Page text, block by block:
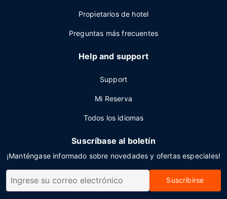
Propietarios de hotel
Preguntas más frecuentes
Help and support
Support
Mi Reserva
Todos los idiomas
Suscríbase al boletín
¡Manténgase informado sobre novedades y ofertas especiales!
Suscribirse